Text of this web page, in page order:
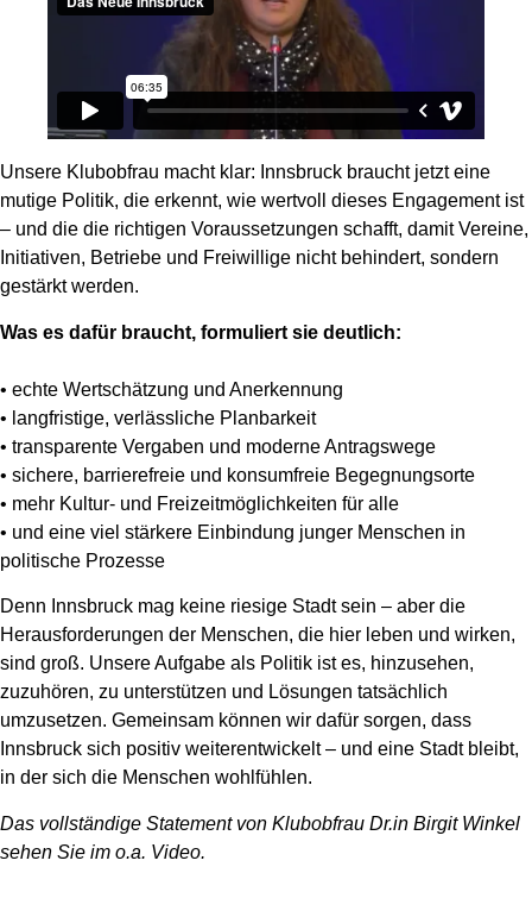
Unsere Klubobfrau macht klar: Innsbruck braucht jetzt eine
mutige Politik, die erkennt, wie wertvoll dieses Engagement ist
– und die die richtigen Voraussetzungen schafft, damit Vereine,
Initiativen, Betriebe und Freiwillige nicht behindert, sondern
gestärkt werden.
Was es dafür braucht, formuliert sie deutlich:
• echte Wertschätzung und Anerkennung
• langfristige, verlässliche Planbarkeit
• transparente Vergaben und moderne Antragswege
• sichere, barrierefreie und konsumfreie Begegnungsorte
• mehr Kultur- und Freizeitmöglichkeiten für alle
• und eine viel stärkere Einbindung junger Menschen in
politische Prozesse
Denn Innsbruck mag keine riesige Stadt sein – aber die
Herausforderungen der Menschen, die hier leben und wirken,
sind groß. Unsere Aufgabe als Politik ist es, hinzusehen,
zuzuhören, zu unterstützen und Lösungen tatsächlich
umzusetzen. Gemeinsam können wir dafür sorgen, dass
Innsbruck sich positiv weiterentwickelt – und eine Stadt bleibt,
in der sich die Menschen wohlfühlen.
Das vollständige Statement von Klubobfrau Dr.in Birgit Winkel
sehen Sie im o.a. Video.